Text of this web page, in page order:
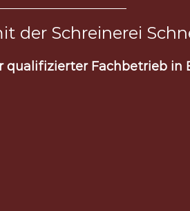
der Schreinerei
qualifizierter Fachbetrieb in